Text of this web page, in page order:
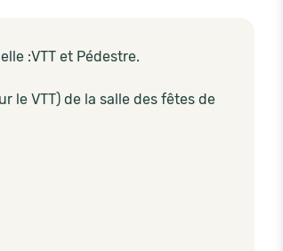
:VTT et Pédestre.
le VTT) de la salle des fêtes de